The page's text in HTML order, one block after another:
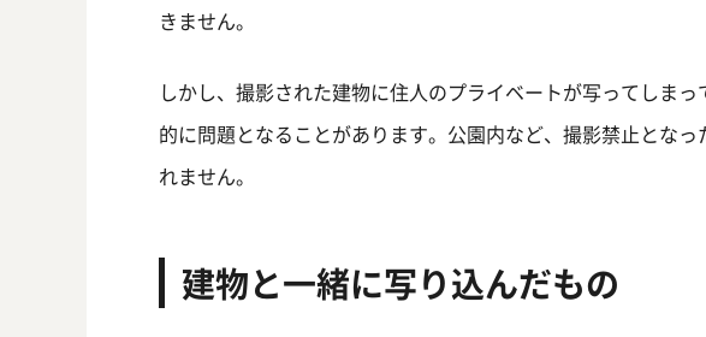
きません。
しかし、撮影された建物に住人のプライベートが写ってしま
的に問題となることがあります。公園内など、撮影禁止とな
れません。
建物と一緒に写り込んだもの